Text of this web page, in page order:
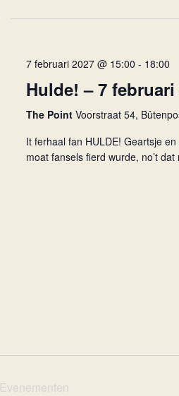
7 februari 2027 @ 15:00 - 18:00
Hulde! – 7 februari
The Point Voorstraat 54,
It ferhaal fan HULDE! Geartsje
moat fansels fierd wurde, no’t
Evenementen